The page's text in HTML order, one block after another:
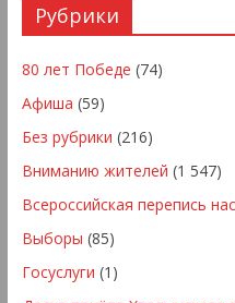
Рубрики
80 лет Победе (74)
Афиша (59)
Без рубрики (216)
Вниманию жителей (1 547)
Всероссийская перепись
Выборы (85)
Госуслуги (1)